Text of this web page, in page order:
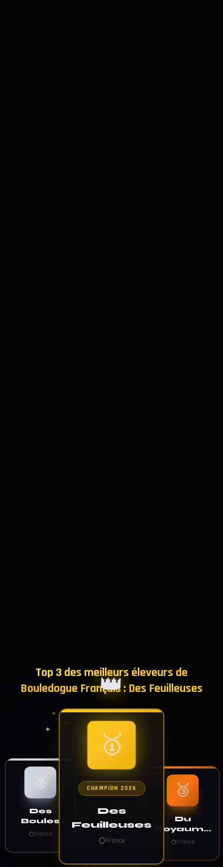
Top 3 des meilleurs éleveurs de
Bouledogue Français : Des Feuilleuses
👑
✦
✦
✦
✦ ✦
🥇
CHAMPION 2026
Des
Feuilleuses
France
🥈
Des
Boules
Aux Mil
France
🥉
Du
Royaume
Des Ty
France